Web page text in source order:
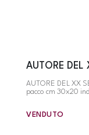
AUTORE DEL
AUTORE DEL XX
pacco cm 30x20
VENDUTO